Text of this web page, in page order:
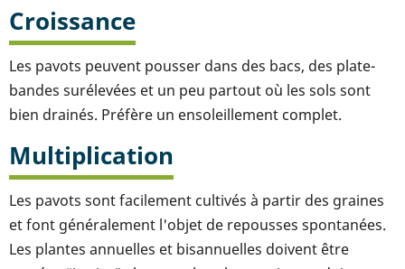
Croissance
Les pavots peuvent pousser dans des bacs, des plate-
bandes surélevées et un peu partout où les sols sont
bien drainés. Préfère un ensoleillement complet.
Multiplication
Les pavots sont facilement cultivés à partir des graines
et font généralement l'objet de repousses spontanées.
Les plantes annuelles et bisannuelles doivent être